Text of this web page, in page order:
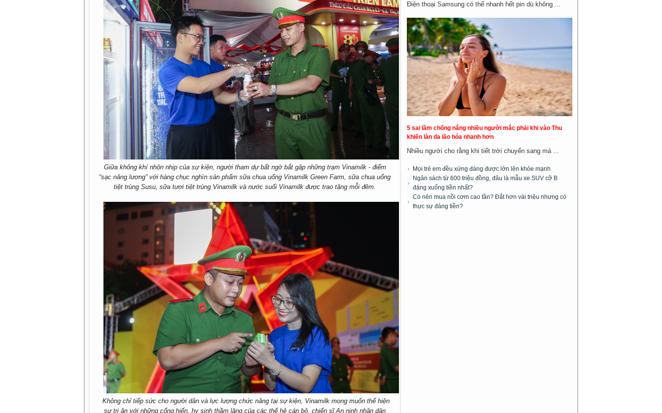
Giữa không khí nhộn nhịp của sự kiện, người tham dự bất ngờ bắt gặp những trạm Vinamilk - điểm
“sạc năng lượng” với hàng chục nghìn sản phẩm sữa chua uống Vinamilk Green Farm, sữa chua uống
tiệt trùng Susu, sữa tươi tiệt trùng Vinamilk và nước suối Vinamilk được trao tặng mỗi đêm.
Không chỉ tiếp sức cho người dân và lực lượng chức năng tại sự kiện, Vinamilk mong muốn thể hiện
sự tri ân với những cống hiến, hy sinh thầm lặng của các thế hệ cán bộ, chiến sĩ An ninh nhân dân
Điện thoại Samsung có thể nhanh hết pin dù không ...
5 sai lầm chống nắng nhiều người mắc phải khi vào Thu
khiến làn da lão hóa nhanh hơn
Nhiều người cho rằng khi tiết trời chuyển sang má ...
Mọi trẻ em đều xứng đáng được lớn lên khỏe mạnh
Ngân sách từ 600 triệu đồng, đâu là mẫu xe SUV cỡ B
đáng xuống tiền nhất?
Có nên mua nồi cơm cao tần? Đắt hơn vài triệu nhưng có
thực sự đáng tiền?